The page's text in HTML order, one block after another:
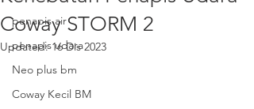
penapis air
penapis udara
Neo plus bm
Coway Kecil BM
Coway STORM 2
Updated:16 Dis 2023